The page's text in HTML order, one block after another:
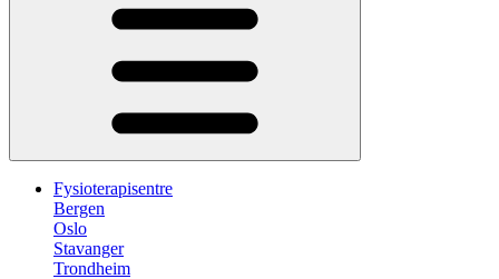
Fysioterapisentre
Bergen
Oslo
Stavanger
Trondheim